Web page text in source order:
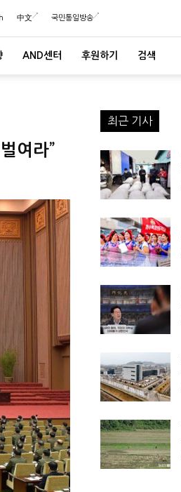
中文 국민통일방송
AND센터 후원하기 검색
여라”
최근 기사